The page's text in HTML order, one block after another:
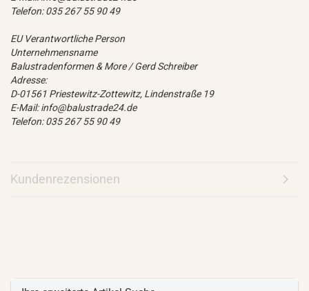
Telefon: 035 267 55 90 49
EU Verantwortliche Person
Unternehmensname
Balustradenformen & More / Gerd Schreiber
Adresse:
D-01561 Priestewitz-Zottewitz, Lindenstraße 19
E-Mail: info@balustrade24.de
Telefon: 035 267 55 90 49
Kundenrezensionen